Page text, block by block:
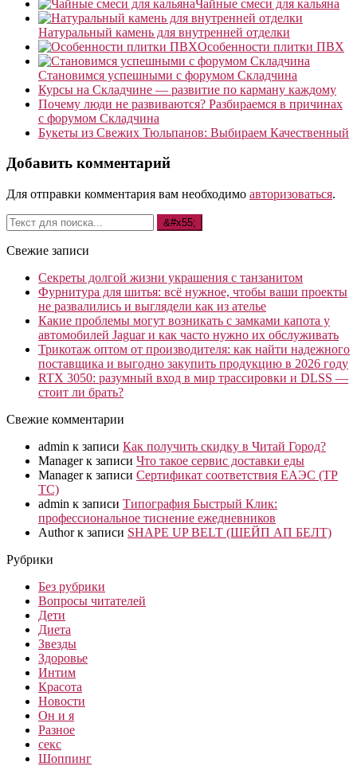
Чайные смеси для кальяна
Натуральный камень для внутренней отделки
Особенности плитки ПВХ
Становимся успешными с форумом Складчина
Курсы на Складчине — развитие по карману каждому
Почему люди не развиваются? Разбираемся в причинах
с форумом Складчина
Букеты из Свежих Тюльпанов: Выбираем Качественный
Добавить комментарий
Для отправки комментария вам необходимо авторизоваться.
Свежие записи
Секреты долгой жизни украшения с танзанитом
Фурнитура для шитья: всё нужное, чтобы ваши проекты
не развалились и выглядели как из ателье
Какие проблемы могут возникать с замками капота у
автомобилей Jaguar и как часто нужно их обслуживать
Трикотаж оптом от производителя: как найти надежного
поставщика и выгодно закупить продукцию в 2026 году
RTX 3050: разумный вход в мир трассировки и DLSS —
стоит ли брать?
Свежие комментарии
admin к записи Как получить скидку в Читай Город?
Managerк записи Что такое сервис доставки еды
Managerк записи Сертификат соответствия ЕАЭС (ТР
ТС)
admin к записи Типография Быстрый Клик:
профессиональное тиснение ежедневников
Authorк записи SHAPE UP BELT (ШЕЙП АП БЕЛТ)
Рубрики
Без рубрики
Вопросы читателей
Дети
Диета
Звезды
Здоровье
Интим
Красота
Новости
Он и я
Разное
секс
Шоппинг